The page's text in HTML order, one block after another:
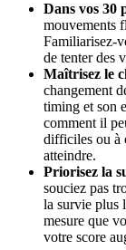
Dans vos 30
mouvements
Familiarisez-
de tenter des
Maîtrisez le
changement
timing et son
comment il
difficiles ou à
atteindre.
Priorisez la
souciez pas
la survie plus
mesure que
votre score